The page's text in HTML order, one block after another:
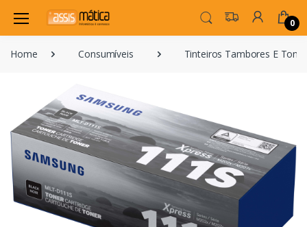
0
Home Consumíveis Tinteiros Tambores E